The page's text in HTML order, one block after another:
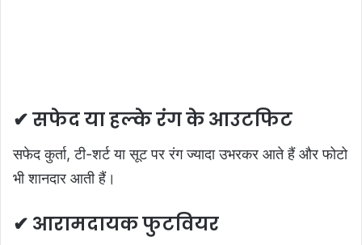
✔ सफेद या हल्के रंग के आउटफिट
सफेद कुर्ता, टी-शर्ट या सूट पर रंग ज्यादा उभरकर आते हैं और फोटो
भी शानदार आती हैं।
✔ आरामदायक फुटवियर